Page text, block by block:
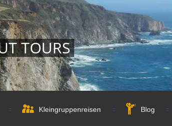
TOURS
Kleingruppenreisen Blog